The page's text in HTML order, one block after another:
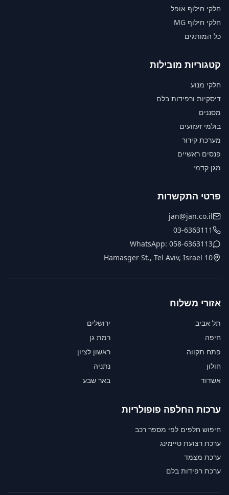
חלקי חילוף אופל
חלקי חילוף MG
כל המותגים
קטגוריות מובילות
חלקי מנוע
דיסקיות ורפידות בלם
מסננים
בולמי זעזועים
מערכת קירור
פנסים ראשיים
מגן קדמי
פרטי התקשרות
jan@jan.co.il
03-6363111
WhatsApp: 058-6363113
10 Hamasger St., Tel Aviv, Israel
אזורי משלוח
תל אביב
ירושלים
חיפה
רמת גן
פתח תקווה
ראשון לציון
חולון
נתניה
אשדוד
באר שבע
ערכות החלפה פופולריות
חיפוש חלפים לפי מספר רכב
ערכת רצועת טיימינג
ערכת מצמד
ערכת רפידות בלם